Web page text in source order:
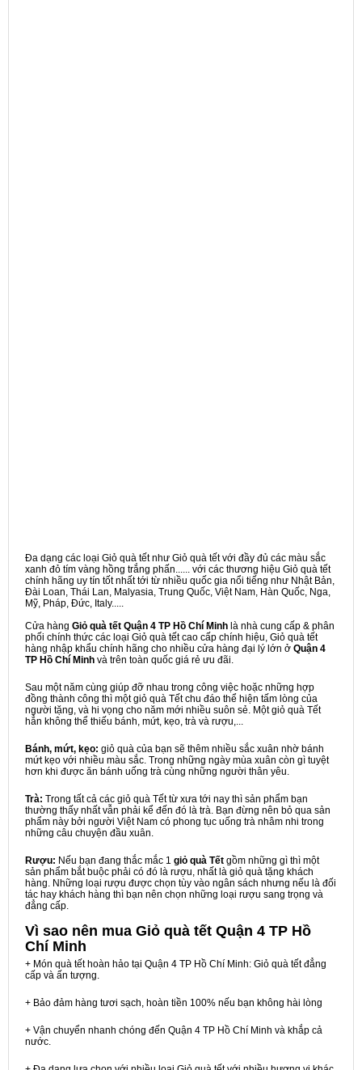
Đa dạng các loại Giỏ quà tết như Giỏ quà tết với đầy đủ các màu sắc
xanh đỏ tím vàng hồng trắng phấn...... với các thương hiệu Giỏ quà tết
chính hãng uy tín tốt nhất tới từ nhiều quốc gia nổi tiếng như Nhật Bản,
Đài Loan, Thái Lan, Malyasia, Trung Quốc, Việt Nam, Hàn Quốc, Nga,
Mỹ, Pháp, Đức, Italy.....
Cửa hàng Giỏ quà tết Quận 4 TP Hồ Chí Minh là nhà cung cấp & phân
phối chính thức các loại Giỏ quà tết cao cấp chính hiệu, Giỏ quà tết
hàng nhập khẩu chính hãng cho nhiều cửa hàng đại lý lớn ở Quận 4
TP Hồ Chí Minh và trên toàn quốc giá rẻ ưu đãi.
Sau một năm cùng giúp đỡ nhau trong công việc hoặc những hợp
đồng thành công thì một giỏ quà Tết chu đáo thể hiện tấm lòng của
người tặng, và hi vọng cho năm mới nhiều suôn sẻ. Một giỏ quà Tết
hẳn không thể thiếu bánh, mứt, kẹo, trà và rượu,...
Bánh, mứt, kẹo: giỏ quà của bạn sẽ thêm nhiều sắc xuân nhờ bánh
mứt kẹo với nhiều màu sắc. Trong những ngày mùa xuân còn gì tuyệt
hơn khi được ăn bánh uống trà cùng những người thân yêu.
Trà: Trong tất cả các giỏ quà Tết từ xưa tới nay thì sản phẩm bạn
thường thấy nhất vẫn phải kể đến đó là trà. Bạn đừng nên bỏ qua sản
phẩm này bởi người Việt Nam có phong tục uống trà nhâm nhi trong
những câu chuyện đầu xuân.
Rượu: Nếu bạn đang thắc mắc 1 giỏ quà Tết gồm những gì thì một
sản phẩm bắt buộc phải có đó là rượu, nhất là giỏ quà tặng khách
hàng. Những loại rượu được chọn tùy vào ngân sách nhưng nếu là đối
tác hay khách hàng thì bạn nên chọn những loại rượu sang trọng và
đẳng cấp.
Vì sao nên mua Giỏ quà tết Quận 4 TP Hồ
Chí Minh
+ Món quà tết hoàn hảo tại Quận 4 TP Hồ Chí Minh: Giỏ quà tết đẳng
cấp và ấn tượng.
+ Bảo đảm hàng tươi sạch, hoàn tiền 100% nếu bạn không hài lòng
+ Vận chuyển nhanh chóng đến Quận 4 TP Hồ Chí Minh và khắp cả
nước.